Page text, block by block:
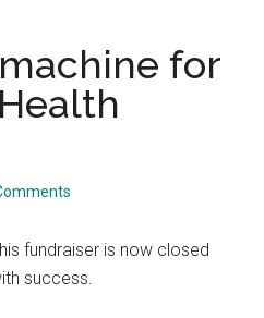
for
fundraiser is now closed
success.